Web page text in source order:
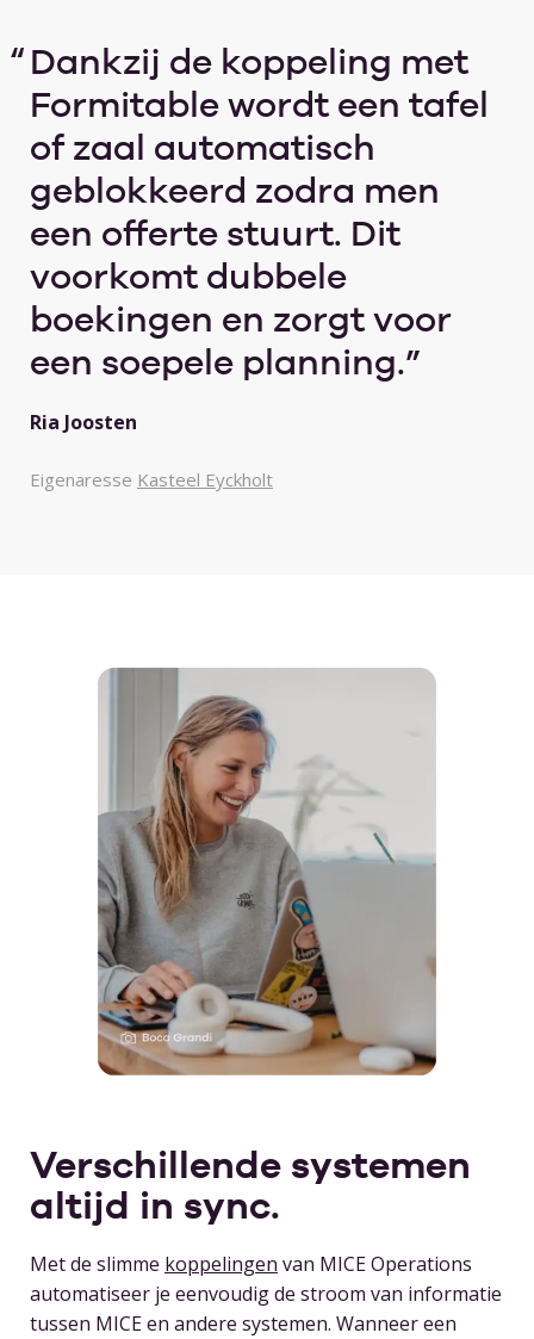
Dankzij de koppeling met
Formitable wordt een tafel
of zaal automatisch
geblokkeerd zodra men
een offerte stuurt. Dit
voorkomt dubbele
boekingen en zorgt voor
een soepele planning.
Ria Joosten
Eigenaresse Kasteel Eyckholt
Verschillende systemen
altijd in sync.
Met de slimme koppelingen van MICE Operations
automatiseer je eenvoudig de stroom van informatie
tussen MICE en andere systemen. Wanneer een